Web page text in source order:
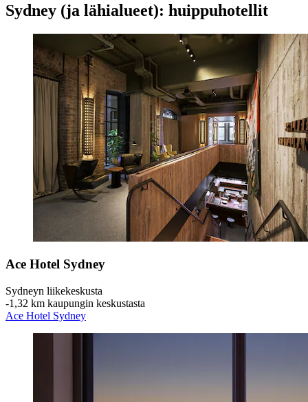
Sydney (ja lähialueet): huippuhotellit
Ace Hotel Sydney
Sydneyn liikekeskusta
‐1,32 km kaupungin keskustasta
Ace Hotel Sydney